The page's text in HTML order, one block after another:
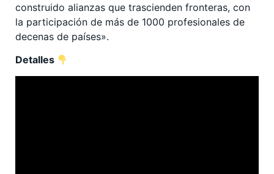
construido alianzas que trascienden fronteras, con
la participación de más de 1000 profesionales de
decenas de países».
Detalles